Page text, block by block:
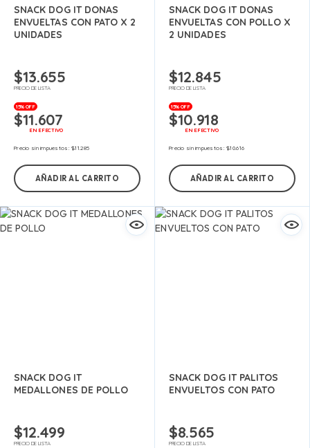
SNACK DOG IT DONAS
ENVUELTAS CON PATO X 2
UNIDADES
$13.655
PRECIO DE LISTA
15% OFF
$11.607
EN EFECTIVO
Precio sin impuestos:$11.285
AÑADIR AL CARRITO
SNACK DOG IT DONAS
ENVUELTAS CON POLLO X
2 UNIDADES
$12.845
PRECIO DE LISTA
15% OFF
$10.918
EN EFECTIVO
Precio sin impuestos:$10.616
AÑADIR AL CARRITO
SNACK DOG IT
MEDALLONES DE POLLO
$12.499
PRECIO DE LISTA
SNACK DOG IT PALITOS
ENVUELTOS CON PATO
$8.565
PRECIO DE LISTA